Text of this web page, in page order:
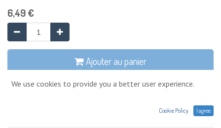
6,49€
Ajouter au panier
Temporairement en rupture de stock
We use cookies to provide you a better user experience.
Cookie Policy I agree